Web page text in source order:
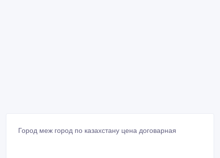
Город меж город по казахстану цена договарная